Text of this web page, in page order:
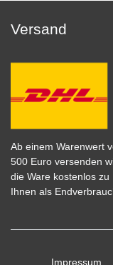
Versand
Ab einem Warenwert
500 Euro versenden
die Ware kostenlos zu
Ihnen als
Impressum